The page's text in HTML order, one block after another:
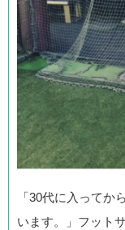
「30代に入ってか
います。」フット